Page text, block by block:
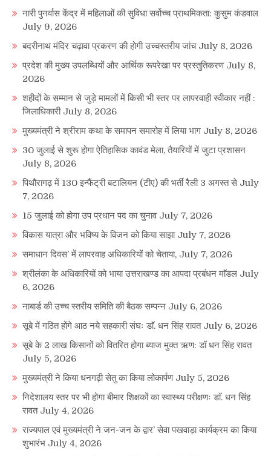
नारी पुनर्वास केंद्र में महिलाओं की सुविधा सर्वोच्च प्राथमिकता: कुसुम कंडवाल
July 9, 2026
बदरीनाथ मंदिर चढ़ावा प्रकरण की होगी उच्चस्तरीय जांच July 8, 2026
प्रदेश की मुख्य उपलब्धियों और आर्थिक रूपरेखा पर प्रस्तुतिकरण July 8,
2026
शहीदों के सम्मान से जुड़े मामलों में किसी भी स्तर पर लापरवाही स्वीकार नहीं :
जिलाधिकारी July 8, 2026
मुख्यमंत्री ने श्रीराम कथा के समापन समारोह में लिया भाग July 8, 2026
30 जुलाई से शुरू होगा ऐतिहासिक कावंड मेला, तैयारियों में जुटा प्रशासन
July 8, 2026
पिथौरागढ़ में 130 इन्फैंट्री बटालियन (टीए) की भर्ती रैली 3 अगस्त से July
7, 2026
15 जुलाई को होगा उप प्रधान पद का चुनाव July 7, 2026
विकास यात्रा और भविष्य के विजन को किया साझा July 7, 2026
समाधान दिवस’ में लापरवाह अधिकारियों को चेताया, July 7, 2026
श्रीलंका के अधिकारियों को भाया उत्तराखण्ड का आपदा प्रबंधन माॅडल July
6, 2026
नाबार्ड की उच्च स्तरीय समिति की बैठक सम्पन्न July 6, 2026
सूबे में गठित होंगे आठ नये सहकारी संघः डाॅ. धन सिंह रावत July 6, 2026
सूबे के 2 लाख किसानों को वितरित होगा ब्याज मुक्त ऋण: डॉ धन सिंह रावत
July 5, 2026
मुख्यमंत्री ने किया धनगढ़ी सेतु का किया लोकार्पण July 5, 2026
निदेशालय स्तर पर भी होगा बीमार शिक्षकों का स्वास्थ्य परीक्षणः डाॅ. धन सिंह
रावत July 4, 2026
राज्यपाल एवं मुख्यमंत्री ने जन-जन के द्वार’ सेवा पखवाड़ा कार्यक्रम का किया
शुभारंभ July 4, 2026